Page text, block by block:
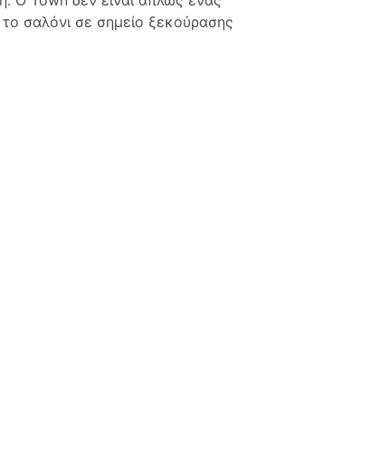
σαλόνι σε σημείο ξεκούρασης